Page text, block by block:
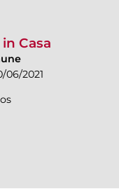
Casa
06/2021